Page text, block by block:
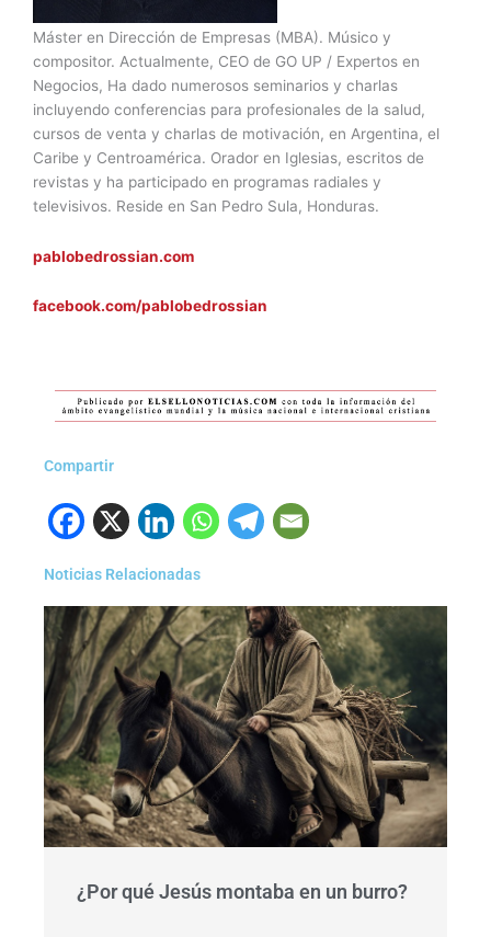
Máster en Dirección de Empresas (MBA). Músico y
compositor. Actualmente, CEO de GO UP / Expertos en
Negocios, Ha dado numerosos seminarios y charlas
incluyendo conferencias para profesionales de la salud,
cursos de venta y charlas de motivación, en Argentina, el
Caribe y Centroamérica. Orador en Iglesias, escritos de
revistas y ha participado en programas radiales y
televisivos. Reside en San Pedro Sula, Honduras.
pablobedrossian.com
facebook.com/pablobedrossian
Compartir
Noticias Relacionadas
¿Por qué Jesús montaba en un burro?